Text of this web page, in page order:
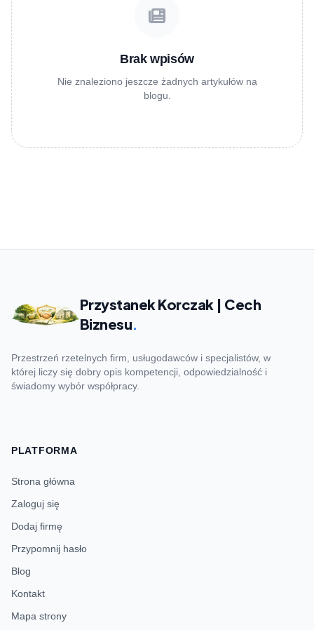
Brak wpisów
Nie znaleziono jeszcze żadnych artykułów na
blogu.
Przystanek Korczak | Cech
Biznesu.
Przestrzeń rzetelnych firm, usługodawców i specjalistów, w
której liczy się dobry opis kompetencji, odpowiedzialność i
świadomy wybór współpracy.
PLATFORMA
Strona główna
Zaloguj się
Dodaj firmę
Przypomnij hasło
Blog
Kontakt
Mapa strony